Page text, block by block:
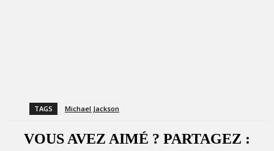
TAGS Michael Jackson
VOUS AVEZ AIMÉ ? PARTAGEZ :